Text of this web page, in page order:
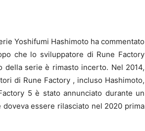
Yoshifumi Hashimoto ha commentato
che lo sviluppatore di Rune Factory
della serie è rimasto incerto. Nel 2014,
di Rune Factory , incluso Hashimoto,
5 è stato annunciato durante un
doveva essere rilasciato nel 2020 prima